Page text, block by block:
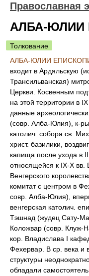
Православная
АЛБА-ЮЛИИ
Толкование
АЛБА-ЮЛИИ
входит в Ардяльскую
Трансильванская)
Церкви. Косвенным
на этой территории в
данные
(совр. Алба-Юлия), к-
католич. собора св.
христ. базилики,
капища после ухода в
относящейся к IX-X вв.
Венгерского
комитат с центром в
совр. Алба-Юлия),
венгерская католич.
Тэшнад (жудец Сату-
Коложвар (совр. Клуж-
кор. Владислава I
Фехервар. В ср. века и
структуры
обладали